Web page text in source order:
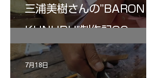
三浦美樹さんの”BARON・
KUNUPU"制作記30
7月18日